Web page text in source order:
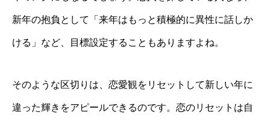
新年の抱負として「来年はもっと積極的に異性に話しか
ける」など、目標設定することもありますよね。
そのような区切りは、恋愛観をリセットして新しい年に
違った輝きをアピールできるのです。恋のリセットは自